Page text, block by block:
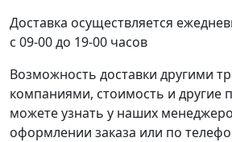
Доставка осуществляется
с 09-00 до 19-00 часов
Возможность доставки другими
компаниями, стоимость и другие
можете узнать у наших
оформлении заказа или по